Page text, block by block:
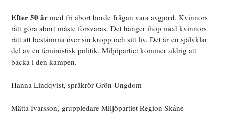
Efter 50 år med fri abort borde frågan vara avgjord. Kvinnors
rätt göra abort måste försvaras. Det hänger ihop med kvinnors
rätt att bestämma över sin kropp och sitt liv. Det är en självklar
del av en feministisk politik. Miljöpartiet kommer aldrig att
backa i den kampen.
Hanna Lindqvist, språkrör Grön Ungdom
Mätta Ivarsson, gruppledare Miljöpartiet Region Skåne